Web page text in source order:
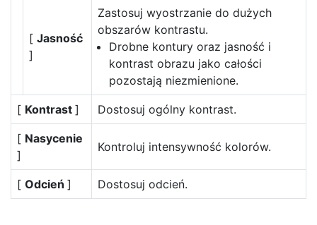
[ Jasność
]
Zastosuj wyostrzanie do dużych
obszarów kontrastu.
Drobne kontury oraz jasność i
kontrast obrazu jako całości
pozostają niezmienione.
[ Kontrast ] Dostosuj ogólny kontrast.
[ Nasycenie
]
Kontroluj intensywność kolorów.
[ Odcień ] Dostosuj odcień.